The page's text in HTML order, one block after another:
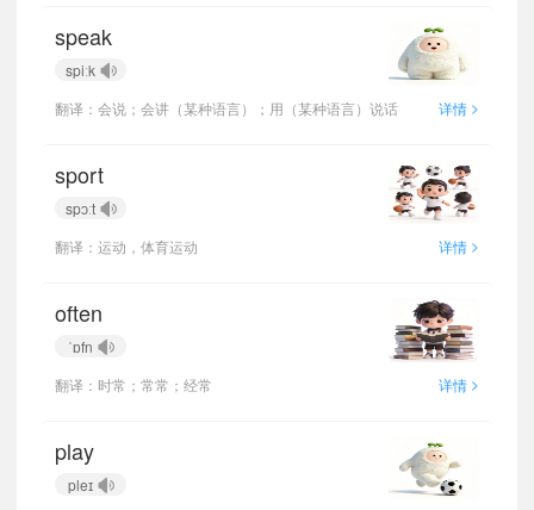
speak
spiːk
翻译：会说；会讲（某种语言）；用（某种语言）说话
详情 >
sport
spɔːt
翻译：运动，体育运动
详情 >
often
ˈɒfn
翻译：时常；常常；经常
详情 >
play
pleɪ